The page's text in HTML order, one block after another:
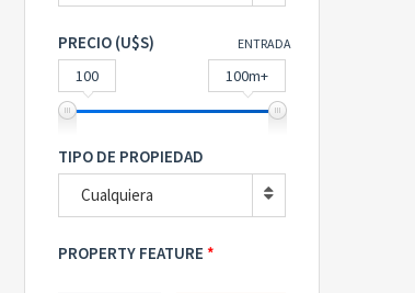
PRECIO (U$S) ENTRADA
100 100m+
TIPO DE PROPIEDAD
Cualquiera
PROPERTY FEATURE